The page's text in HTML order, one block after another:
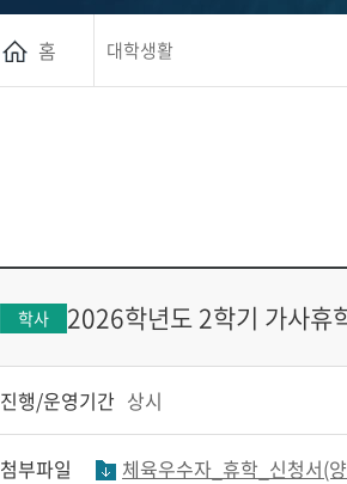
홈 대학생활
학사 2026학년도 2학기 가사휴
진행/운영기간 상시
첨부파일 체육우수자_휴학_신청서(